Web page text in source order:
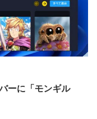
ーに「モンギル